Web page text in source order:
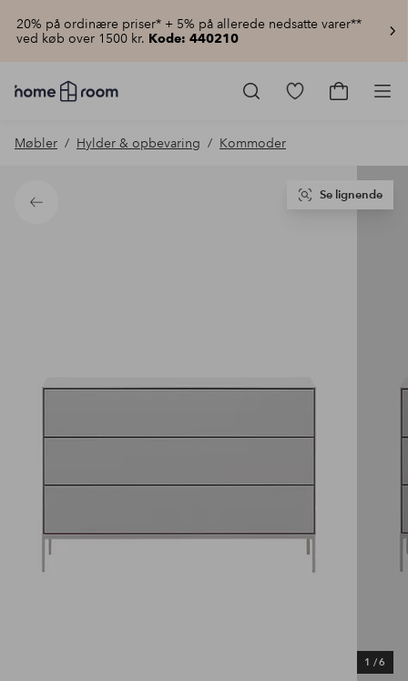
20% på ordinære priser* + 5% på allerede nedsatte varer**
ved køb over 1500 kr. Kode: 440210
Homeroom
–
hjemmet
pris
Gå
Gå
Møbler Hylder & opbevaring Kommoder
Tilbage
1 /6
Se lignende